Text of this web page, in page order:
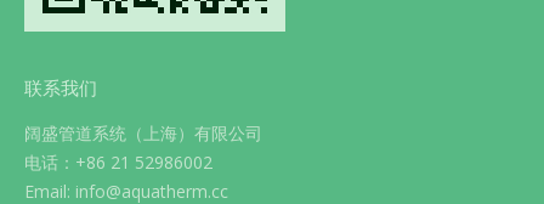
联系我们
阔盛管道系统（上海）有限公司
电话：+86 21 52986002
Email: info@aquatherm.cc